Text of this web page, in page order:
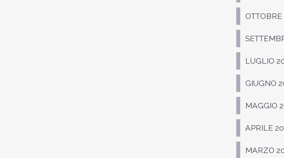
OTTOBRE
LUGLIO
GIUGNO
MAGGIO
APRILE
MARZO